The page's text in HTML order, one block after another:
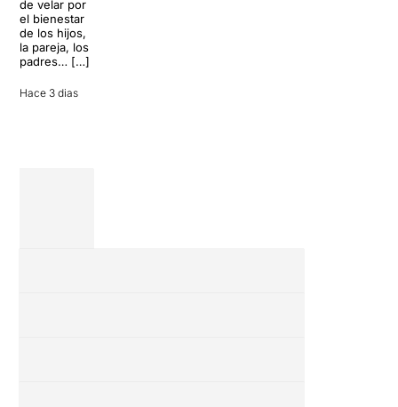
de velar por
el bienestar
de los hijos,
la pareja, los
padres… […]
Hace 3 dias